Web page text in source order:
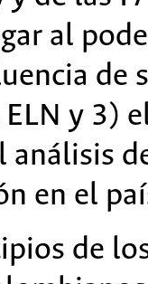
al
de
y 3)
análisis
en el
de